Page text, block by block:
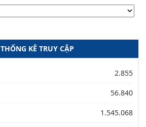
THỐNG KÊ TRUY CẬP
2.855
56.840
1.545.068